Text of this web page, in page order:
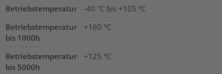
Betriebstemperatur
-40 °C bis +105 °C
Betriebstemperatur
bis 1000h
+160 °C
Betriebstemperatur
bis 5000h
+125 °C